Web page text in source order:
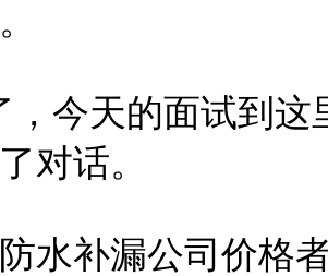
天的面试到这
对话。
补漏公司价格者